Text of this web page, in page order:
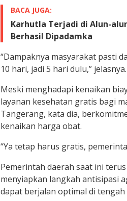
BACA JUGA:
Karhutla Terjadi di Alun-
Berhasil Dipadamka
“Dampaknya masyarakat pasti
10 hari, jadi 5 hari dulu,” jelasnya.
Meski menghadapi kenaikan
layanan kesehatan gratis bagi
Tangerang, kata dia,
kenaikan harga obat.
“Ya tetap harus gratis,
Pemerintah daerah saat ini
menyiapkan langkah antisipasi
dapat berjalan optimal di